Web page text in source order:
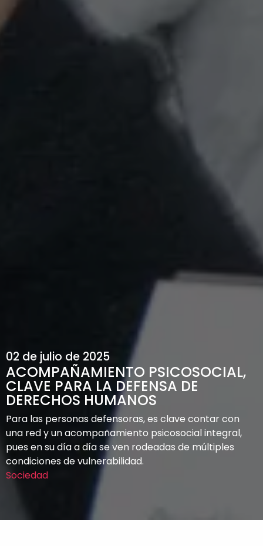
02 de julio de 2025
ACOMPAÑAMIENTO PSICOSOCIAL,
CLAVE PARA LA DEFENSA DE
DERECHOS HUMANOS
Para las personas defensoras, es clave contar con
una red y un acompañamiento psicosocial integral,
pues en su día a día se ven rodeadas de múltiples
condiciones de vulnerabilidad.
Sociedad